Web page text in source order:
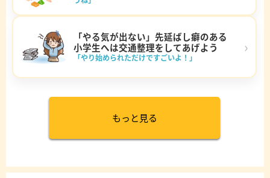
「やる気が出ない」先延ばし癖のある
小学生へは交通整理をしてあげよう
「やり始められただけですごいよ！」
›
もっと見る